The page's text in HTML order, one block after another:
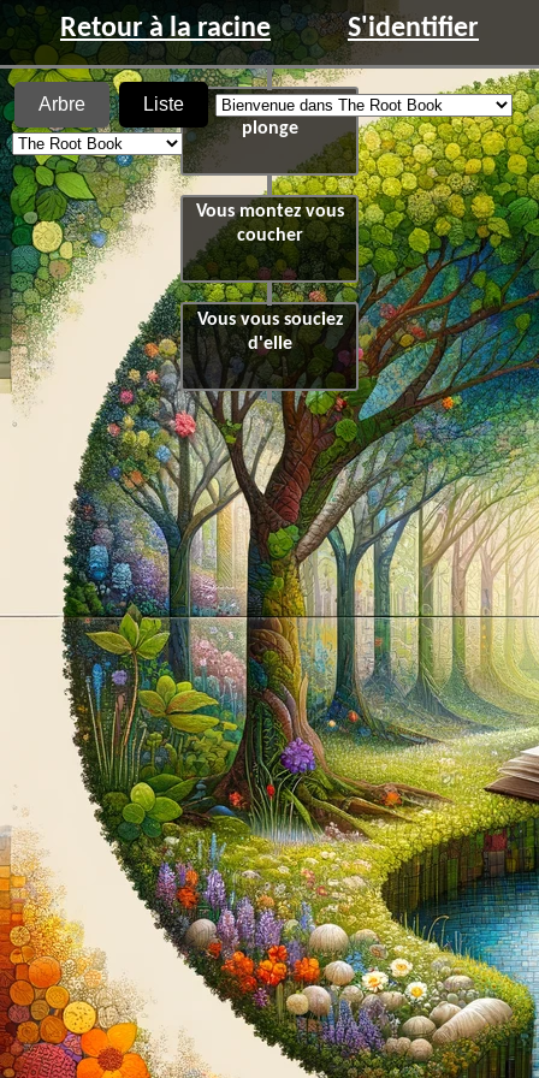
Retour à la racine S'identifier
Arbre Liste
Vous faite la
plonge
Vous montez vous
coucher
Vous vous souciez
d'elle